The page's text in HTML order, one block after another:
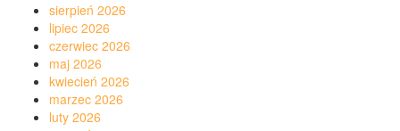
sierpień 2026
lipiec 2026
czerwiec 2026
maj 2026
kwiecień 2026
marzec 2026
luty 2026